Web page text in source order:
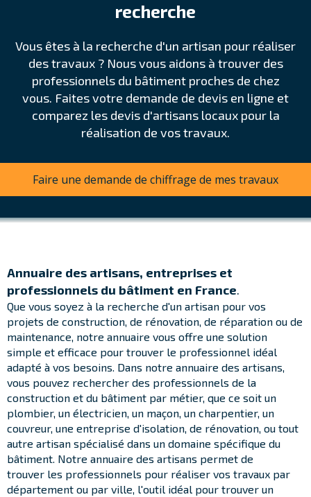
recherche
Vous êtes à la recherche d'un artisan pour réaliser
des travaux ? Nous vous aidons à trouver des
professionnels du bâtiment proches de chez
vous. Faites votre demande de devis en ligne et
comparez les devis d'artisans locaux pour la
réalisation de vos travaux.
Faire une demande de chiffrage de mes travaux
Annuaire des artisans, entreprises et
professionnels du bâtiment en France.
Que vous soyez à la recherche d'un artisan pour vos
projets de construction, de rénovation, de réparation ou de
maintenance, notre annuaire vous offre une solution
simple et efficace pour trouver le professionnel idéal
adapté à vos besoins. Dans notre annuaire des artisans,
vous pouvez rechercher des professionnels de la
construction et du bâtiment par métier, que ce soit un
plombier, un électricien, un maçon, un charpentier, un
couvreur, une entreprise d'isolation, de rénovation, ou tout
autre artisan spécialisé dans un domaine spécifique du
bâtiment. Notre annuaire des artisans permet de
trouver les professionnels pour réaliser vos travaux par
département ou par ville, l'outil idéal pour trouver un